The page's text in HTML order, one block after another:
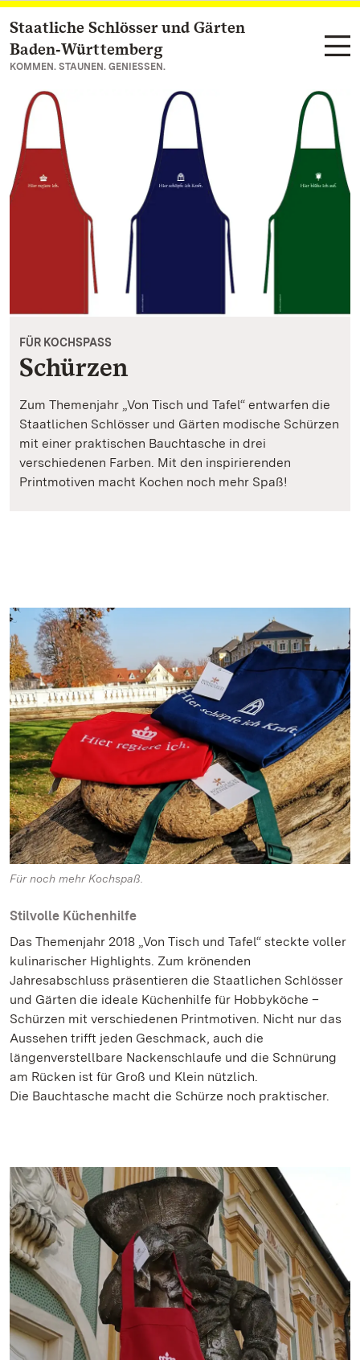
Zum Hauptinhalt springen
Staatliche Schlösser und Gärten
Baden‑Württemberg
KOMMEN. STAUNEN. GENIESSEN.
FÜR KOCHSPASS
Schürzen
Zum Themenjahr „Von Tisch und Tafel“ entwarfen die
Staatlichen Schlösser und Gärten modische Schürzen
mit einer praktischen Bauchtasche in drei
verschiedenen Farben. Mit den inspirierenden
Printmotiven macht Kochen noch mehr Spaß!
Für noch mehr Kochspaß.
Stilvolle Küchenhilfe
Das Themenjahr 2018 „Von Tisch und Tafel“ steckte voller
kulinarischer Highlights. Zum krönenden
Jahresabschluss präsentieren die Staatlichen Schlösser
und Gärten die ideale Küchenhilfe für Hobbyköche –
Schürzen mit verschiedenen Printmotiven. Nicht nur das
Aussehen trifft jeden Geschmack, auch die
längenverstellbare Nackenschlaufe und die Schnürung
am Rücken ist für Groß und Klein nützlich.
Die Bauchtasche macht die Schürze noch praktischer.